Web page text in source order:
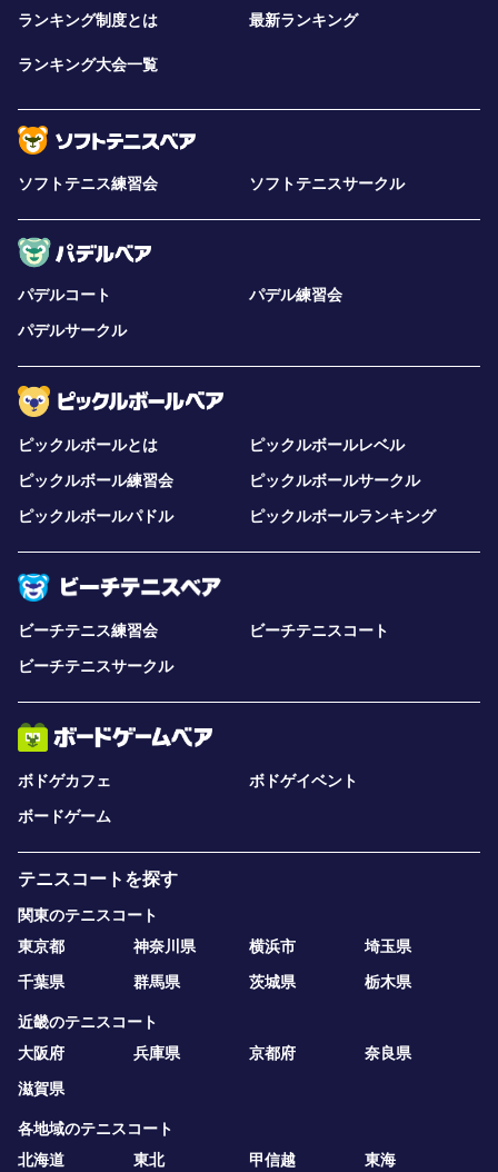
ランキング制度とは 最新ランキング
ランキング大会一覧
ソフトテニス練習会 ソフトテニスサークル
パデルコート
パデル練習会
パデルサークル
ピックルボールとは
ピックルボールレベル
ピックルボール練習会
ピックルボールサークル
ピックルボールパドル
ピックルボールランキング
ビーチテニス練習会
ビーチテニスコート
ビーチテニスサークル
ボドゲカフェ
ボドゲイベント
ボードゲーム
テニスコートを探す
関東のテニスコート
東京都
神奈川県 横浜市
埼玉県
千葉県
群馬県 茨城県 栃木県
近畿のテニスコート
大阪府
兵庫県 京都府
奈良県
滋賀県
各地域のテニスコート
北海道
東北 甲信越
東海